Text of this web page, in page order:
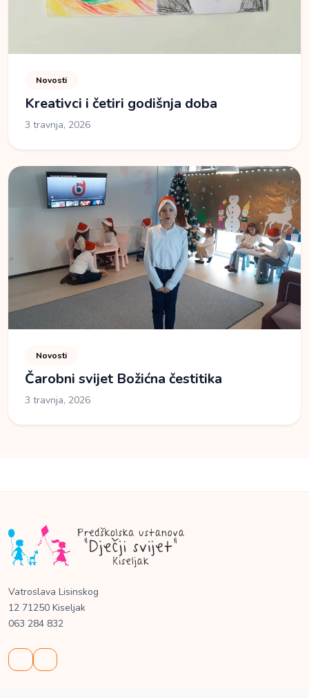
Novosti
Kreativci i četiri godišnja doba
3 travnja, 2026
Novosti
Čarobni svijet Božićna čestitika
3 travnja, 2026
Vatroslava Lisinskog
12 71250 Kiseljak
063 284 832